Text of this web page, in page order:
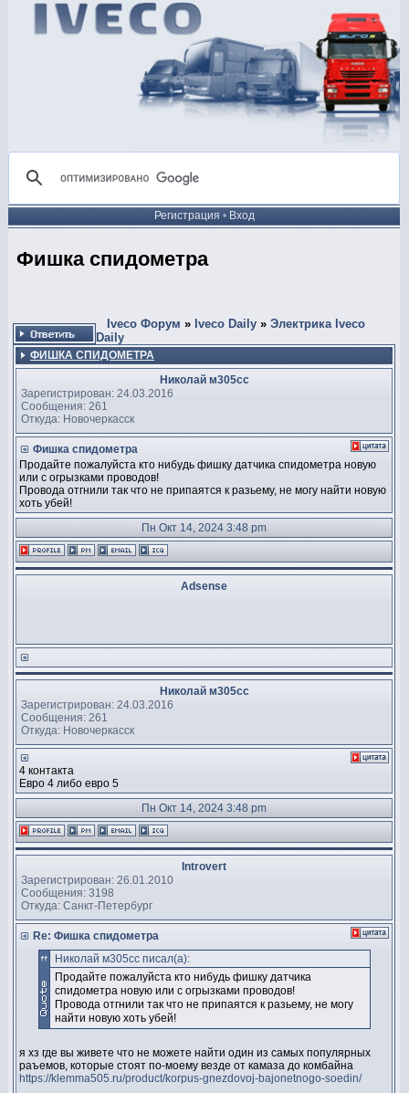
Регистрация • Вход
Фишка спидометра
Iveco Форум » Iveco Daily » Электрика Iveco
Daily
ФИШКА СПИДОМЕТРА
Николай м305сс
Зарегистрирован: 24.03.2016
Сообщения: 261
Откуда: Новочеркасск
Фишка спидометра
Продайте пожалуйста кто нибудь фишку датчика спидометра новую
или с огрызками проводов!
Провода отгнили так что не припаятся к разьему, не могу найти новую
хоть убей!
Пн Окт 14, 2024 3:48 pm
Adsense
Николай м305сс
Зарегистрирован: 24.03.2016
Сообщения: 261
Откуда: Новочеркасск
4 контакта
Евро 4 либо евро 5
Пн Окт 14, 2024 3:48 pm
Introvert
Зарегистрирован: 26.01.2010
Сообщения: 3198
Откуда: Санкт-Петербург
Re: Фишка спидометра
Николай м305сс писал(а):
Продайте пожалуйста кто нибудь фишку датчика
спидометра новую или с огрызками проводов!
Провода отгнили так что не припаятся к разьему, не могу
найти новую хоть убей!
я хз где вы живете что не можете найти один из самых популярных
раъемов, которые стоят по-моему везде от камаза до комбайна
https://klemma505.ru/product/korpus-gnezdovoj-bajonetnogo-soedin/